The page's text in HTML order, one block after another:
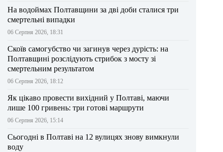
На водоймах Полтавщини за дві доби сталися три
смертельні випадки
06 Серпня 2026, 18:31
Скоїв самогубство чи загинув через дурість: на
Полтавщині розслідують стрибок з мосту зі
смертельним результатом
06 Серпня 2026, 18:12
Як цікаво провести вихідний у Полтаві, маючи
лише 100 гривень: три готові маршрути
06 Серпня 2026, 15:14
Сьогодні в Полтаві на 12 вулицях знову вимкнули
воду